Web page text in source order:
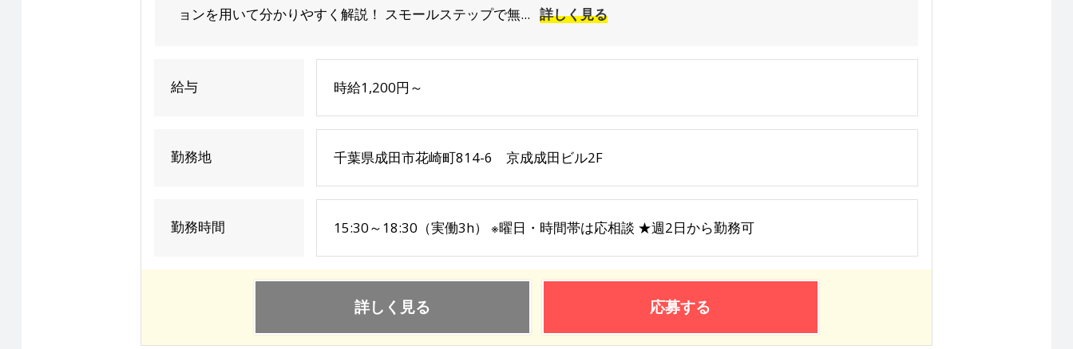
ョンを用いて分かりやすく解説！ スモールステップで無... 詳しく見る
給与 時給1,200円～
勤務地 千葉県成田市花崎町814-6 京成成田ビル2F
勤務時間 15:30～18:30（実働3h） ※曜日・時間帯は応相談 ★週2日から勤務可
詳しく見る 応募する